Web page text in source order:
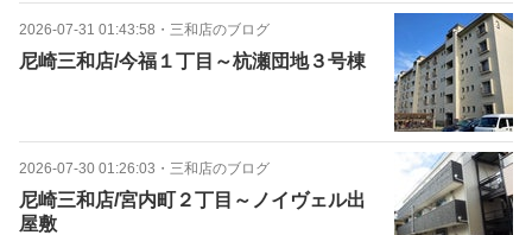
2026-07-31 01:43:58 ・ 三和店のブログ
尼崎三和店/今福１丁目～杭瀬団地３号棟
2026-07-30 01:26:03 ・ 三和店のブログ
尼崎三和店/宮内町２丁目～ノイヴェル出
屋敷